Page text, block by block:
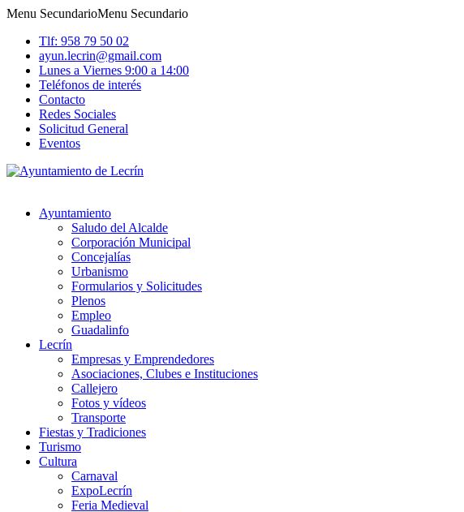
Menu SecundarioMenu Secundario
Tlf: 958 79 50 02
ayun.lecrin@gmail.com
Lunes a Viernes 9:00 a 14:00
Teléfonos de interés
Contacto
Redes Sociales
Solicitud General
Eventos
Ayuntamiento
Saludo del Alcalde
Corporación Municipal
Concejalías
Urbanismo
Formularios y Solicitudes
Plenos
Empleo
Guadalinfo
Lecrín
Empresas y Emprendedores
Asociaciones, Clubes e Instituciones
Callejero
Fotos y vídeos
Transporte
Fiestas y Tradiciones
Turismo
Cultura
Carnaval
ExpoLecrín
Feria Medieval